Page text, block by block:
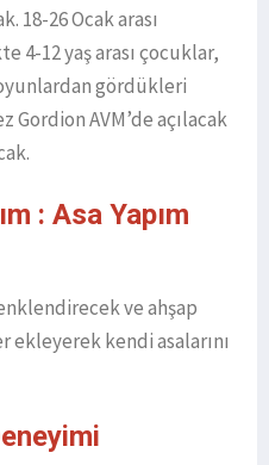
18-26 Ocak arası
4-12 yaş arası çocuklar,
gördükleri
Gordion AVM’de açılacak
: Asa Yapım
ve ahşap
kendi asalarını